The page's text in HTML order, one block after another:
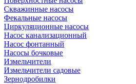
Скважинные насосы
Фекальные насосы
Циркуляционные насосы
Насос канализационный
Насос фонтанный
Насосы бочковые
Измельчители
Измельчители садовые
Зернодробилки